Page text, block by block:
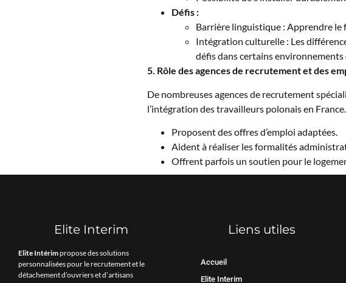
Défis :
Barrière linguistique : Apprendre le
Intégration culturelle : Les
défis dans certains environnements
5. Rôle des agences de recrutement et des
De nombreuses agences de recrutement
l’intégration des travailleurs polonais en
Proposent des offres d’emploi adaptées.
Aident à réaliser les formalités
Offrent parfois un soutien pour le
Elite Interim
Elite Intérimpropose des solutions
personnalisées pour le recrutement et le
détachement d’ouvriers et d’artisans
Liens utiles
Accueil
Elite Interim